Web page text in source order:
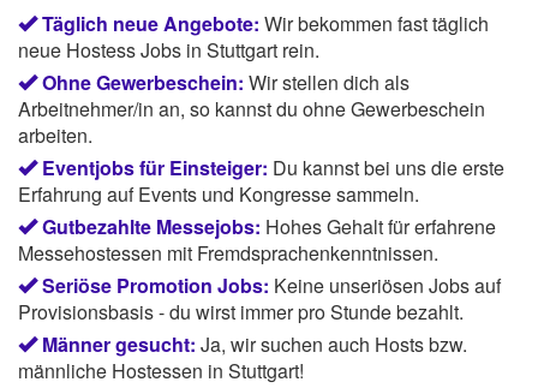
Täglich neue Angebote: Wir bekommen fast täglich
neue Hostess Jobs in Stuttgart rein.
Ohne Gewerbeschein: Wir stellen dich als
Arbeitnehmer/in an, so kannst du ohne Gewerbeschein
arbeiten.
Eventjobs für Einsteiger: Du kannst bei uns die erste
Erfahrung auf Events und Kongresse sammeln.
Gutbezahlte Messejobs: Hohes Gehalt für erfahrene
Messehostessen mit Fremdsprachenkenntnissen.
Seriöse Promotion Jobs: Keine unseriösen Jobs auf
Provisionsbasis - du wirst immer pro Stunde bezahlt.
Männer gesucht: Ja, wir suchen auch Hosts bzw.
männliche Hostessen in Stuttgart!